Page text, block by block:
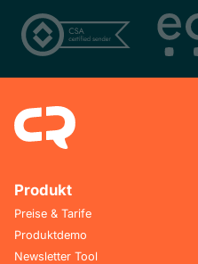
Produkt
Preise & Tarife
Produktdemo
Newsletter Tool